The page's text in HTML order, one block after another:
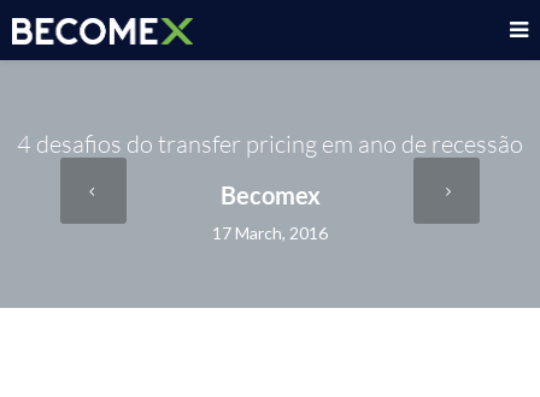
4 desafios do transfer pricing em ano de recessão
Becomex
17 March, 2016